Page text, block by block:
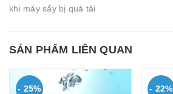
khi máy sấy bị quá tải
SẢN PHẨM LIÊN QUAN
- 25% - 22%